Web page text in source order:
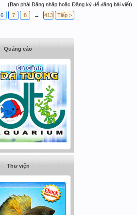
(Bạn phải Đăng nhập hoặc Đăng ký để đăng bài viết)
6 7 8 → 413 Tiếp >
Quảng cáo
Thư viện